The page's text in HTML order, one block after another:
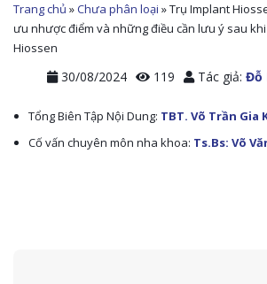
Trang chủ »Chưa phân loại »Trụ Implant
ưu nhược điểm và những điều cần lưu ý sau
Hiossen
30/08/2024 119 Tác giả: Đỗ
Tổng Biên Tập Nội Dung: TBT. Võ Trần Gia
Cố vấn chuyên môn nha khoa: Ts.Bs: Võ